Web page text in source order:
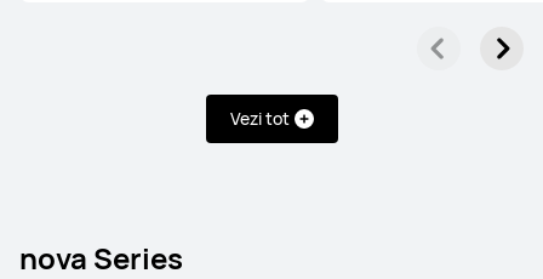
Vezi tot
nova Series